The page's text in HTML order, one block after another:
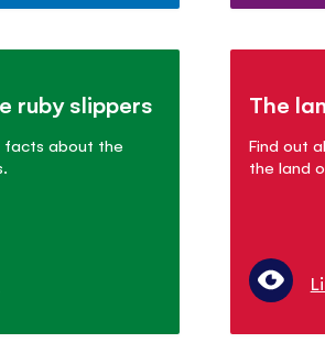
ruby slippers
facts about the
The
Find out
the land